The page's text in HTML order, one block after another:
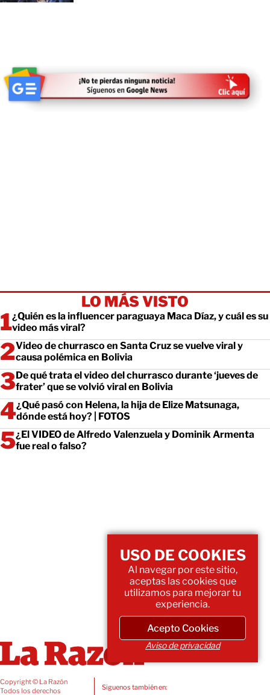
LO MÁS VISTO
¿Quién es la influencer paraguaya Maca Díaz, y cuál es su
video más viral?
Video de churrasco en Santa Cruz se vuelve viral y
causa polémica en Bolivia
De qué trata el video del churrasco durante ‘jueves de
frater’ que se volvió viral en Bolivia
¿Qué pasó con Helena, la hija de Elize Matsunaga,
dónde está hoy? | FOTOS
¿El VIDEO de Alfredo Valenzuela y Dominik Armenta
fue real o falso?
Copyright © La Razón
Todos los derechos
Siguenos también en:
USO DE COOKIES
Al navegar por este sitio,
aceptas las cookies que
utilizamos para mejorar tu
experiencia.
Acepto Cookies
Aviso de privacidad